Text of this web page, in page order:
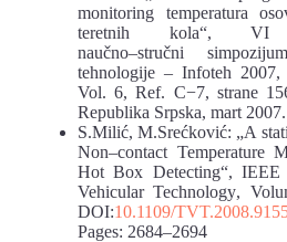
monitoring temperatura
teretnih kola“, VI
naučno–stručni
tehnologije – Infoteh 2007,
Vol. 6, Ref. C−7, strane
Republika Srpska, mart 2007.
S.Milić, M.Srećković: „A
Non–contact Temperature
HotBox Detecting“, IEEE
Vehicular Technology,
DOI:10.1109/
Pages: 2684–2694